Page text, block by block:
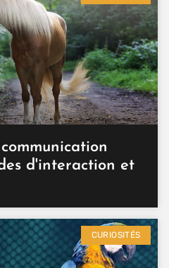
d'interaction et
CURIOSITÉS